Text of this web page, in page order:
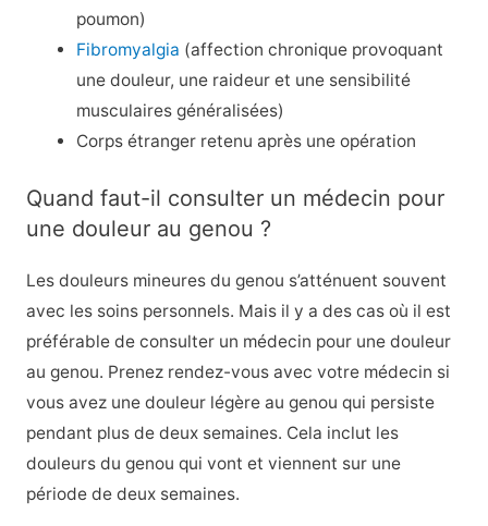
poumon)
Fibromyalgia (affection chronique provoquant
une douleur, une raideur et une sensibilité
musculaires généralisées)
Corps étranger retenu après une opération
Quand faut-il consulter un médecin pour
une douleur au genou ?
Les douleurs mineures du genou s’atténuent souvent
avec les soins personnels. Mais il y a des cas où il est
préférable de consulter un médecin pour une douleur
au genou. Prenez rendez-vous avec votre médecin si
vous avez une douleur légère au genou qui persiste
pendant plus de deux semaines. Cela inclut les
douleurs du genou qui vont et viennent sur une
période de deux semaines.